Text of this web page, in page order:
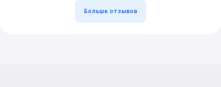
Больше отзывов